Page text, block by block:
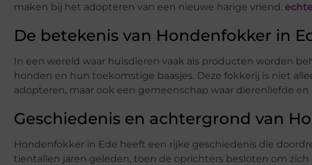
maken bij het adopteren van een nieuwe harige vriend.
De betekenis van Hondenfokker in
In een wereld waar huisdieren vaak als producten worden
honden en hun toekomstige baasjes. Deze fokkerij is niet
adopteren, maar ook een gemeenschap waar dierenliefde
Geschiedenis en achtergrond van
Hondenfokker in Ede heeft een rijke geschiedenis die
tientallen jaren geleden, toen de oprichters besloten om